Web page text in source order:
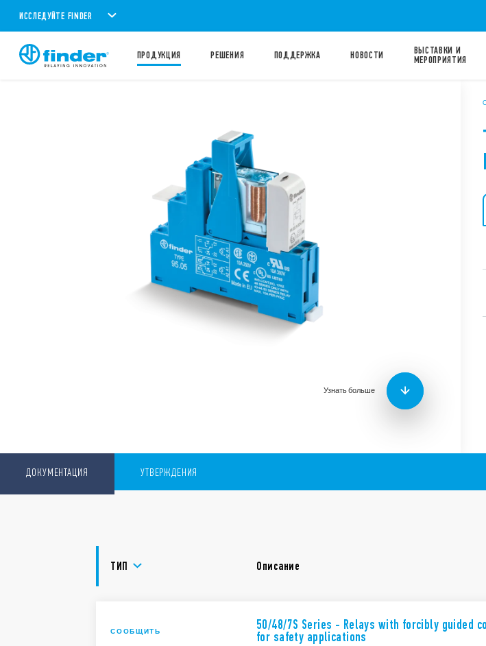
ИССЛЕДУЙТЕ FINDER
ПРОДУКЦИЯ PЕШЕНИЯ ПОДДЕРЖКА НОВОСТИ
ВЫСТАВКИ И
МЕРОПРИЯТИЯ
Узнать больше
ДОКУМЕНТАЦИЯ УТВЕРЖДЕНИЯ
ТИП Описание
СООБЩИТЬ 50/48/7S Series - Relays with forcibly guided
for safety applications